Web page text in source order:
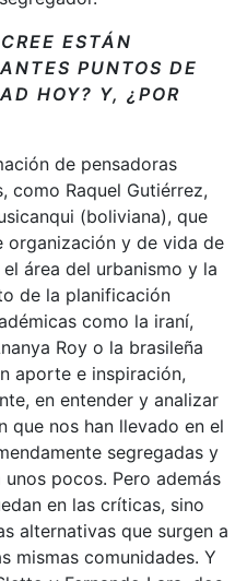
ESTÁN
PUNTOS DE
HOY? Y, ¿POR
de pensadoras
como Raquel Gutiérrez,
(boliviana), que
organización y de vida de
área del urbanismo y la
de la planificación
como la iraní,
Roy o la brasileña
aporte e inspiración,
en entender y analizar
que nos han llevado en el
segregadas y
pocos. Pero además
en las críticas, sino
alternativas que surgen a
mismas comunidades. Y